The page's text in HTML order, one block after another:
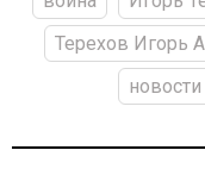
Терехов Игорь